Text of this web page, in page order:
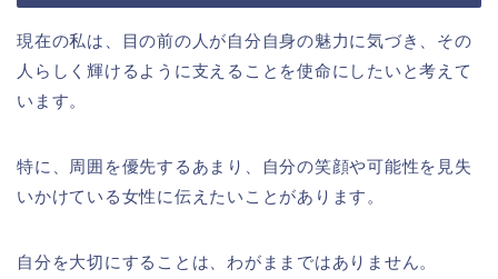
現在の私は、目の前の人が自分自身の魅力に気づき、その
人らしく輝けるように支えることを使命にしたいと考えて
います。
特に、周囲を優先するあまり、自分の笑顔や可能性を見失
いかけている女性に伝えたいことがあります。
自分を大切にすることは、わがままではありません。